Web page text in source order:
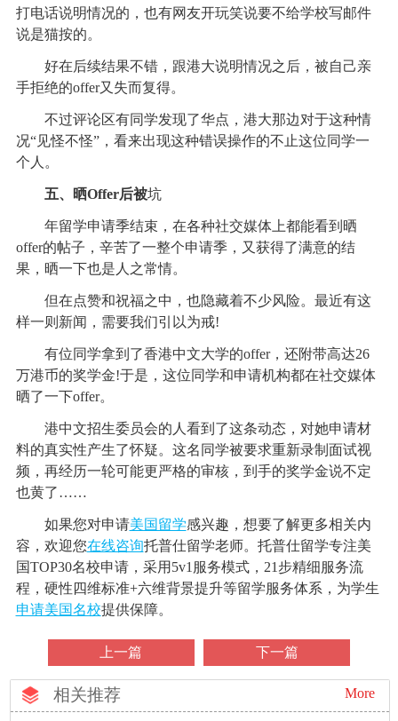
打电话说明情况的，也有网友开玩笑说要不给学校写邮件
说是猫按的。
好在后续结果不错，跟港大说明情况之后，被自己亲
手拒绝的offer又失而复得。
不过评论区有同学发现了华点，港大那边对于这种情
况“见怪不怪”，看来出现这种错误操作的不止这位同学一
个人。
五、晒Offer后被坑
年留学申请季结束，在各种社交媒体上都能看到晒
offer的帖子，辛苦了一整个申请季，又获得了满意的结
果，晒一下也是人之常情。
但在点赞和祝福之中，也隐藏着不少风险。最近有这
样一则新闻，需要我们引以为戒!
有位同学拿到了香港中文大学的offer，还附带高达26
万港币的奖学金!于是，这位同学和申请机构都在社交媒体
晒了一下offer。
港中文招生委员会的人看到了这条动态，对她申请材
料的真实性产生了怀疑。这名同学被要求重新录制面试视
频，再经历一轮可能更严格的审核，到手的奖学金说不定
也黄了……
如果您对申请美国留学感兴趣，想要了解更多相关内
容，欢迎您在线咨询托普仕留学老师。托普仕留学专注美
国TOP30名校申请，采用5v1服务模式，21步精细服务流
程，硬性四维标准+六维背景提升等留学服务体系，为学生
申请美国名校提供保障。
上一篇 下一篇
相关推荐 More